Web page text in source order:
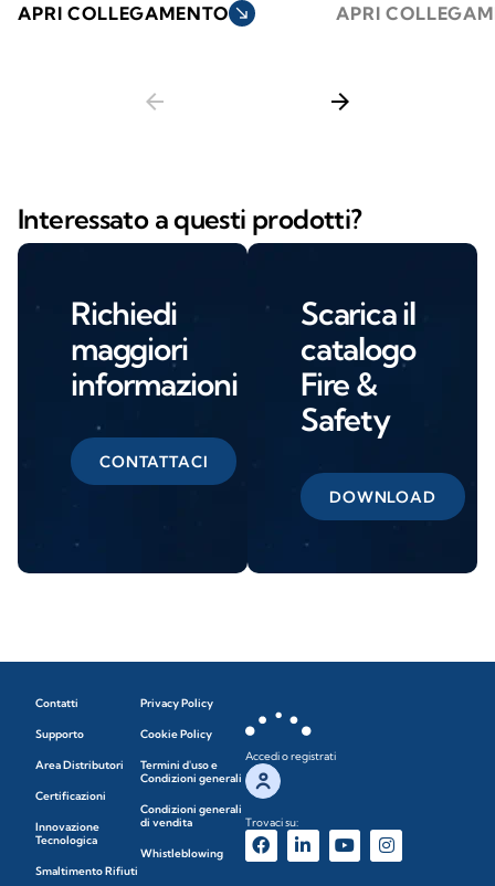
APRI COLLEGAMENTO south_east APRI
arrow_back arrow_forward
Interessato a questi prodotti?
Richiedi
maggiori
informazioni
CONTATTACI
Scarica il
catalogo
Fire &
Safety
DOWNLOAD
Contatti
Supporto
Area Distributori
Certificazioni
Innovazione
Tecnologica
Smaltimento Rifiuti
Privacy Policy
Cookie Policy
Termini d'uso e
Condizioni generali
Condizioni generali
di vendita
Whistleblowing
Accedi o registrati
Trovaci su: